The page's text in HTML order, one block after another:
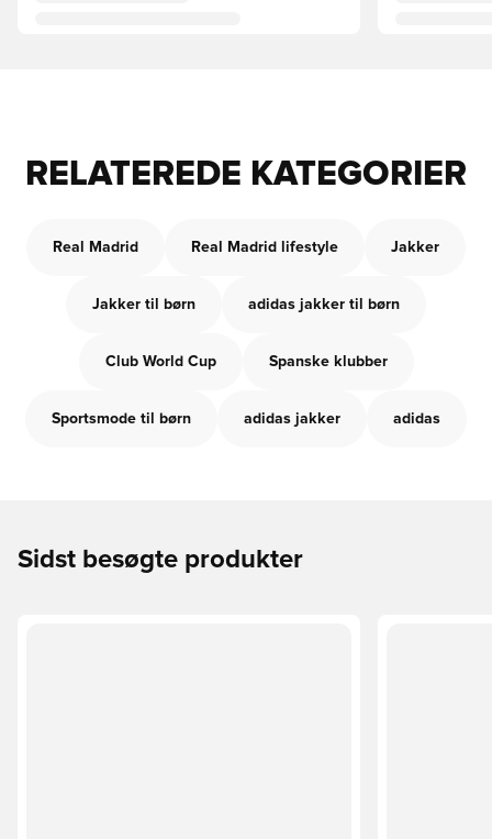
RELATEREDE KATEGORIER
Real Madrid Real Madrid lifestyle Jakker
Jakker til børn adidas jakker til børn
Club World Cup Spanske klubber
Sportsmode til børn adidas jakker adidas
Sidst besøgte produkter